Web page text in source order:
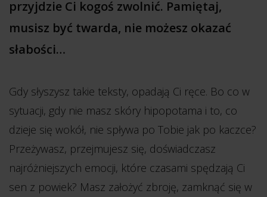
przyjdzie Ci kogoś zwolnić. Pamiętaj,
musisz być twarda, nie możesz okazać
słabości…
Gdy słyszysz takie teksty, opadają Ci ręce. Bo co w
sytuacji, gdy nie masz skóry hipopotama i to, co
dzieje się wokół, nie spływa po Tobie jak po kaczce?
Przeżywasz, przejmujesz się, doświadczasz
najróżniejszych emocji, które czasami spędzają Ci
sen z powiek? Masz założyć zbroję, zamknąć się w